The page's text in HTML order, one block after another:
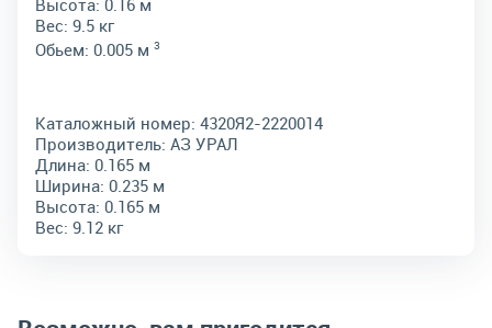
Высота: 0.16 м
Вес: 9.5 кг
Обьем: 0.005 м 3
Каталожный номер: 4320Я2-2220014
Производитель: АЗ УРАЛ
Длина: 0.165 м
Ширина: 0.235 м
Высота: 0.165 м
Вес: 9.12 кг